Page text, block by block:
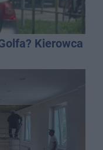
Kierowca